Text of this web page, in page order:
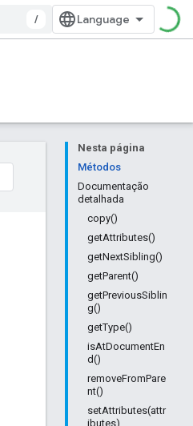
/
Nesta página
Métodos
Documentação
detalhada
copy()
getAttributes()
getNextSibling()
getParent()
getPreviousSiblin
g()
getType()
isAtDocumentEn
d()
removeFromPare
nt()
setAttributes(attr
ibutes)